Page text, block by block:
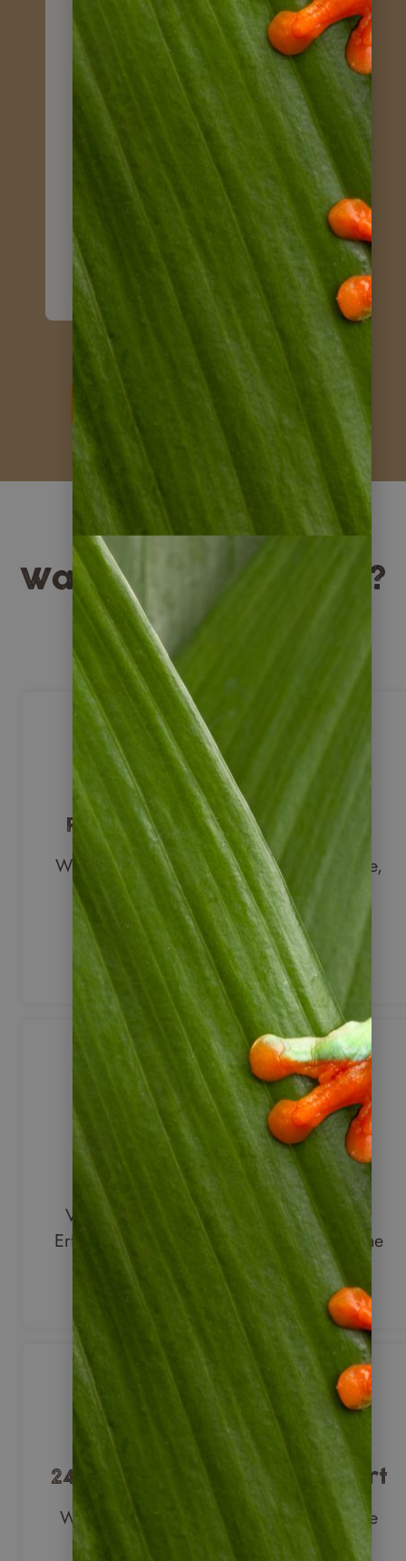
Wir kommen
bereichert zurück
Svenja M. / Juni 2026
Costa Rica selbst entdecken
weitere Kundenstimmen
Warum Napur Tours?
Reisen, die zu Ihnen passen
Wir planen Ihre Reise so, dass Reiseroute,
Unterkünfte und Aktivitäten zu Ihren
Wünschen, Interessen und Ihrem
Reisetempo passen.
Lateinamerika aus erster
Hand
Viele Reiseziele kennen wir aus eigener
Erfahrung und geben dieses Wissen gerne
an Sie weiter.
24/7 Ansprechpartner vor Ort
Während Ihrer Reise stehen Ihnen unsere
lokalen Partner und Ansprechpartner